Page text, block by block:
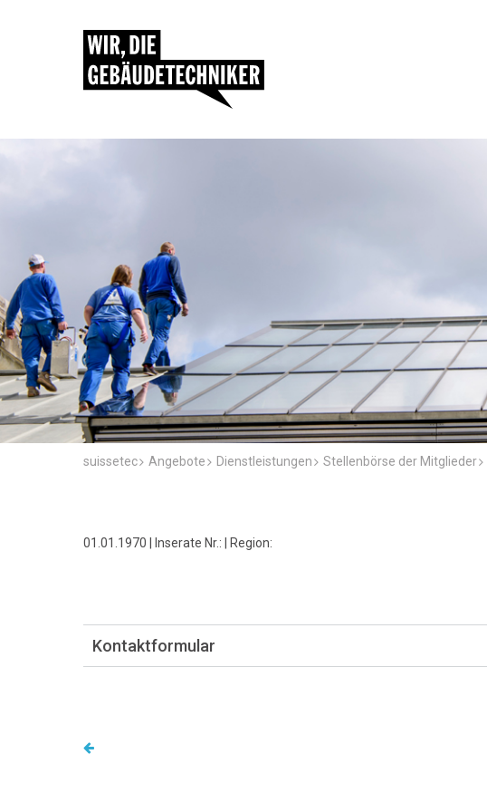
suissetec Angebote Dienstleistungen Stellenbörse der Mitglieder
01.01.1970 | Inserate Nr.: | Region:
Kontaktformular